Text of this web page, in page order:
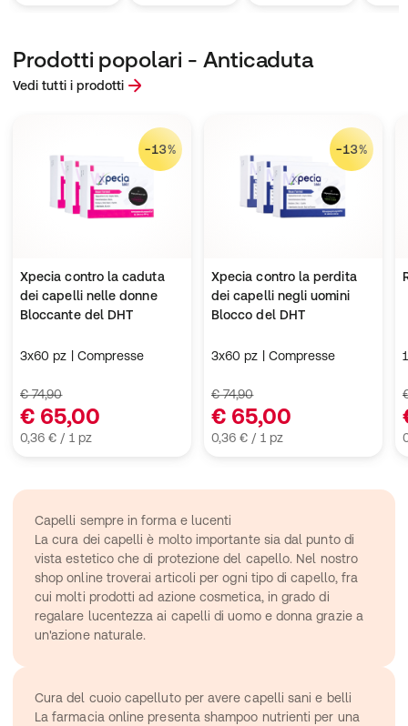
Prodotti popolari - Anticaduta
Vedi tutti i prodotti
-13%
Xpecia contro la caduta
dei capelli nelle donne
Bloccante del DHT
3x60 pz | Compresse
€ 74,90
€ 65,00
0,36 € / 1 pz
-13%
Xpecia contro la perdita
dei capelli negli uomini
Blocco del DHT
3x60 pz | Compresse
€ 74,90
€ 65,00
0,36 € / 1 pz
Capelli sempre in forma e lucenti
La cura dei capelli è molto importante sia dal punto di
vista estetico che di protezione del capello. Nel nostro
shop online troverai articoli per ogni tipo di capello, fra
cui molti prodotti ad azione cosmetica, in grado di
regalare lucentezza ai capelli di uomo e donna grazie a
un'azione naturale.
Cura del cuoio capelluto per avere capelli sani e belli
La farmacia online presenta shampoo nutrienti per una